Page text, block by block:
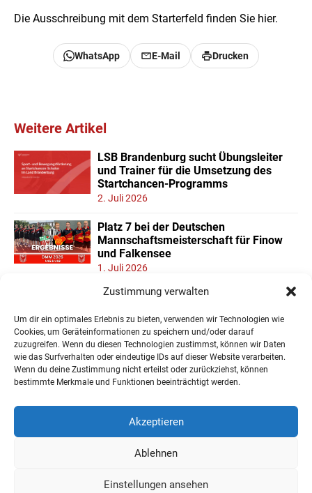
Zustimmung verwalten
Um dir ein optimales Erlebnis zu bieten, verwenden wir Technologien wie
Cookies, um Geräteinformationen zu speichern und/oder darauf
zuzugreifen. Wenn du diesen Technologien zustimmst, können wir Daten
wie das Surfverhalten oder eindeutige IDs auf dieser Website verarbeiten.
Wenn du deine Zustimmung nicht erteilst oder zurückziehst, können
bestimmte Merkmale und Funktionen beeinträchtigt werden.
Akzeptieren
Ablehnen
Einstellungen ansehen
Die Ausschreibung mit dem Starterfeld finden Sie hier.
WhatsApp E-Mail Drucken
Weitere Artikel
LSB Brandenburg sucht Übungsleiter
und Trainer für die Umsetzung des
Startchancen-Programms
2. Juli 2026
Platz 7 bei der Deutschen
Mannschaftsmeisterschaft für Finow
und Falkensee
1. Juli 2026
Neuer Teilnehmerrekord und Finower
Landesmannschaftspokal U11/13
22. Juni 2026
« Ältere Einträge